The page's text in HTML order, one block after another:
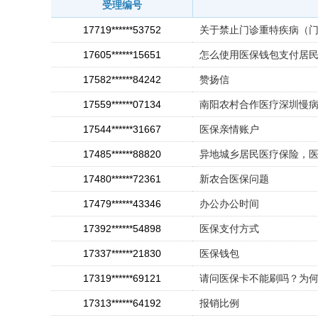
受理编号
17719******53752 关于禁止门诊重特疾病（
17605******15651 怎么使用医保钱包支付居
17582******84242 赞扬信
17559******07134 南阳农村合作医疗深圳慢
17544******31667 医保亲情账户
17485******88820 异地城乡居民医疗保险，
17480******72361 新农合医保问题
17479******43346 办公办公时间
17392******54898 医保支付方式
17337******21830 医保钱包
17319******69121 请问医保卡不能刷吗？为
17313******64192 报销比例